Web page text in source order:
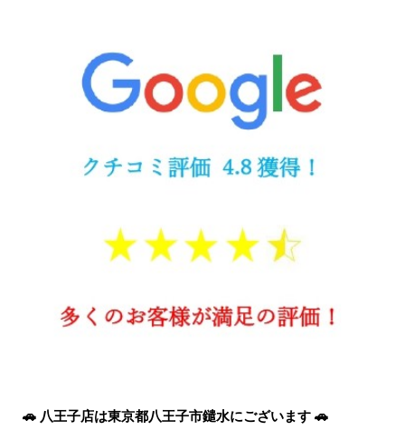
🚗 八王子店は東京都八王子市鑓水にございます 🚗